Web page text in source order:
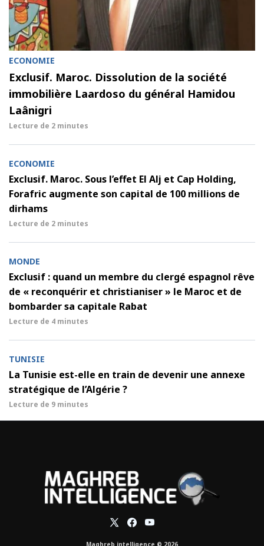
ECONOMIE
Exclusif. Maroc. Dissolution de la société
immobilière Laardoso du général Hamidou
Laânigri
Lecture de 2 minutes
ECONOMIE
Exclusif. Maroc. Sous l’effet El Alj et Cap Holding,
Forafric augmente son capital de 100 millions de
dirhams
Lecture de 2 minutes
MONDE
Exclusif : quand un membre du clergé espagnol rêve
de « reconquérir et christianiser » le Maroc et de
bombarder sa capitale Rabat
Lecture de 4 minutes
TUNISIE
La Tunisie est-elle en train de devenir une annexe
stratégique de l’Algérie ?
Lecture de 9 minutes